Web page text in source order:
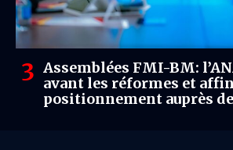
Assemblées FMI-BM:
avant les réformes et
positionnement auprès